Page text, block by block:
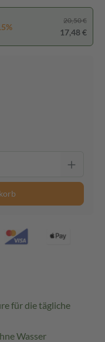
20,50 €
17,48 €
für die tägliche
Wasser